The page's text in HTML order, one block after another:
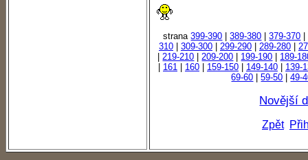
strana399-390 |389-380 |379-370
310
309-300 299-290 289-280
|219-210 |209-200 199-190
189-
161 160 159-150 149-140
139-
69-60 |59-50 |49-
Novější
Zpět